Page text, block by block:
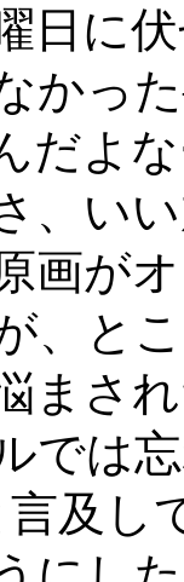
日に
かっ
だよ
、い
画が
、と
まさ
では
言及